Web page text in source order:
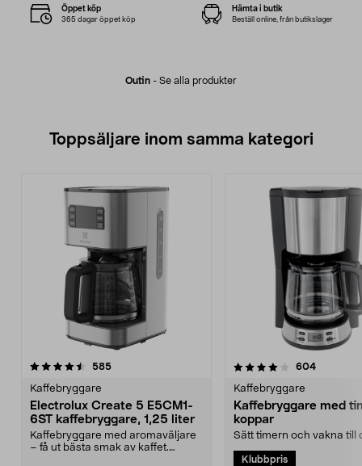
Outin - Se alla produkter
Öppet köp
365 dagar öppet köp
Hämta i butik
Beställ online, från butikslager
Toppsäljare inom samma kategori
585recensioner
Kaffebryggare
Electrolux Create 5 E5CM1-
6ST kaffebryggare, 1,25 liter
Kaffebryggare med aromaväljare
– få ut bästa smak av kaffet.
4.0 av 5 stjärnor 604
Kaffebryggare
Kaffebryggare med
koppar
Sätt timern och vakna till
10 koppar...
Klubbpris
4.5 av 5 stjärnor